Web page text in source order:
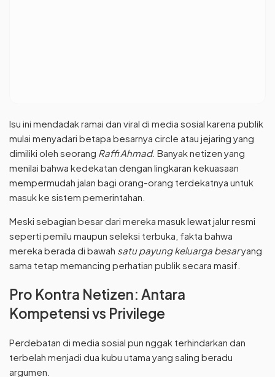
Isu ini mendadak ramai dan viral di media sosial karena publik
mulai menyadari betapa besarnya circle atau jejaring yang
dimiliki oleh seorang Raffi Ahmad. Banyak netizen yang
menilai bahwa kedekatan dengan lingkaran kekuasaan
mempermudah jalan bagi orang-orang terdekatnya untuk
masuk ke sistem pemerintahan.
Meski sebagian besar dari mereka masuk lewat jalur resmi
seperti pemilu maupun seleksi terbuka, fakta bahwa
mereka berada di bawah satu payung keluarga besaryang
sama tetap memancing perhatian publik secara masif.
Pro Kontra Netizen: Antara
Kompetensi vs Privilege
Perdebatan di media sosial pun nggak terhindarkan dan
terbelah menjadi dua kubu utama yang saling beradu
argumen.